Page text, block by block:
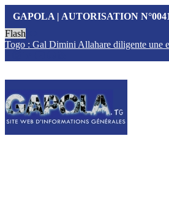
GAPOLA | AUTORISATION
Flash
Togo : Gal Dimini Allahare diligente une